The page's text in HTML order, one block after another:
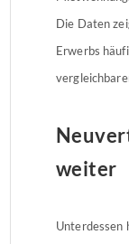
Die Daten
Erwerbs
weiter
Unterdessen